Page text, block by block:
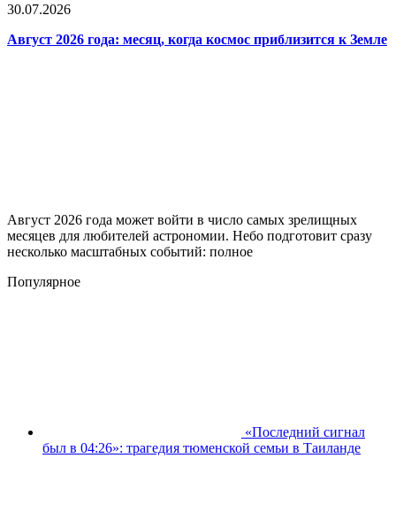
30.07.2026
Август 2026 года: месяц, когда космос приблизится к Земле
Август 2026 года может войти в число самых зрелищных
месяцев для любителей астрономии. Небо подготовит сразу
несколько масштабных событий: полное
Популярное
«Последний сигнал
был в 04:26»: трагедия тюменской семьи в Таиланде